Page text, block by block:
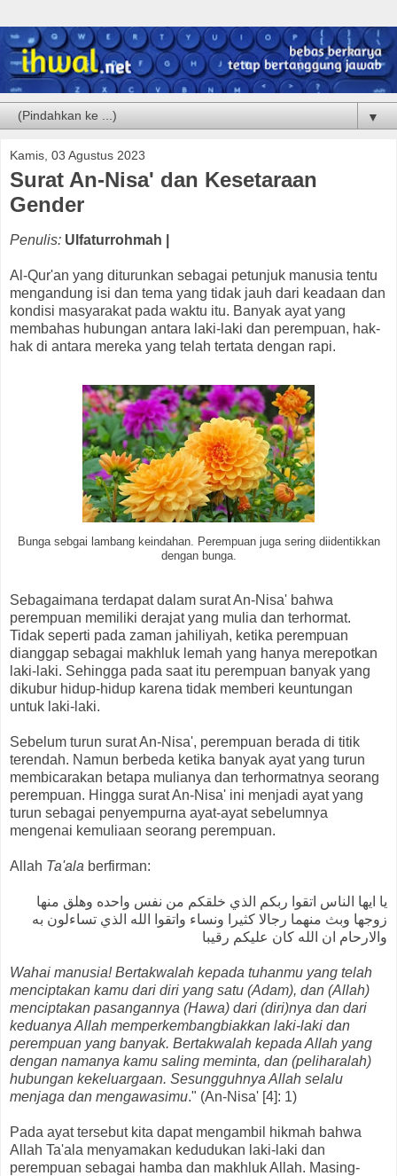
▼
Kamis, 03 Agustus 2023
Surat An-Nisa' dan Kesetaraan
Gender
Penulis: Ulfaturrohmah |
Al-Qur'an yang diturunkan sebagai petunjuk manusia tentu
mengandung isi dan tema yang tidak jauh dari keadaan dan
kondisi masyarakat pada waktu itu. Banyak ayat yang
membahas hubungan antara laki-laki dan perempuan, hak-
hak di antara mereka yang telah tertata dengan rapi.
Bunga sebgai lambang keindahan. Perempuan juga sering diidentikkan
dengan bunga.
Sebagaimana terdapat dalam surat An-Nisa' bahwa
perempuan memiliki derajat yang mulia dan terhormat.
Tidak seperti pada zaman jahiliyah, ketika perempuan
dianggap sebagai makhluk lemah yang hanya merepotkan
laki-laki. Sehingga pada saat itu perempuan banyak yang
dikubur hidup-hidup karena tidak memberi keuntungan
untuk laki-laki.
Sebelum turun surat An-Nisa', perempuan berada di titik
terendah. Namun berbeda ketika banyak ayat yang turun
membicarakan betapa mulianya dan terhormatnya seorang
perempuan. Hingga surat An-Nisa' ini menjadi ayat yang
turun sebagai penyempurna ayat-ayat sebelumnya
mengenai kemuliaan seorang perempuan.
Allah Ta'ala berfirman:
يا ايها الناس اتقوا ربكم الذي خلقكم من نفس واحده وهلق منها
زوجها وبث منهما رجالا كثيرا ونساء واتقوا الله الذي تساءلون به
والارحام ان الله كان عليكم رقيبا
Wahai manusia! Bertakwalah kepada tuhanmu yang telah
menciptakan kamu dari diri yang satu (Adam), dan (Allah)
menciptakan pasangannya (Hawa) dari (diri)nya dan dari
keduanya Allah memperkembangbiakkan laki-laki dan
perempuan yang banyak. Bertakwalah kepada Allah yang
dengan namanya kamu saling meminta, dan (peliharalah)
hubungan kekeluargaan. Sesungguhnya Allah selalu
menjaga dan mengawasimu." (An-Nisa' [4]: 1)
Pada ayat tersebut kita dapat mengambil hikmah bahwa
Allah Ta'ala menyamakan kedudukan laki-laki dan
perempuan sebagai hamba dan makhluk Allah. Masing-